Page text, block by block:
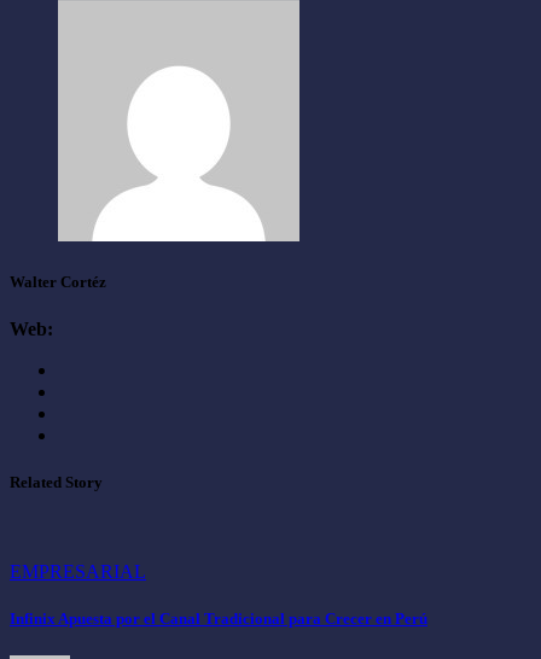
Walter Cortéz
Web:
Related Story
EMPRESARIAL
Infinix Apuesta por el Canal Tradicional para Crecer en Perú